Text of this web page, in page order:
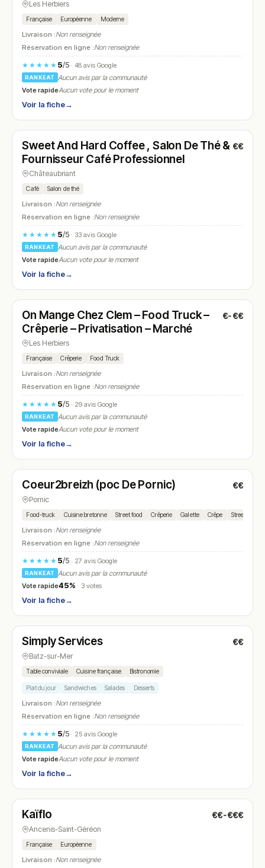
Les Herbiers
Française Européenne Moderne
Livraison :Non renseignée
Réservation en ligne :Non renseignée
★★★★★ 5/5· 48 avis Google
RANKEAT
Aucun avis par la communauté
Vote rapideAucun vote pour le moment
Voir la fiche→
N° 20
Sweet And Hard Coffee , Salon De Thé &
Fournisseur Café Professionnel
€€
Châteaubriant
Café Salon de thé
Livraison :Non renseignée
Réservation en ligne :Non renseignée
★★★★★ 5/5· 33 avis Google
RANKEAT
Aucun avis par la communauté
Vote rapideAucun vote pour le moment
Voir la fiche→
N° 21
On Mange Chez Clem – Food Truck –
Crêperie – Privatisation – Marché
€-€€
Les Herbiers
Française Crêperie Food Truck
Livraison :Non renseignée
Réservation en ligne :Non renseignée
★★★★★ 5/5· 29 avis Google
RANKEAT
Aucun avis par la communauté
Vote rapideAucun vote pour le moment
Voir la fiche→
N° 22
Coeur2breizh (poc De Pornic) €€
Pornic
Food-truck Cuisine bretonne Street food Crêperie Galette Crêpe Street food
Livraison :Non renseignée
Réservation en ligne :Non renseignée
★★★★★ 5/5· 27 avis Google
RANKEAT
Aucun avis par la communauté
Vote rapide45% · 3 votes
Voir la fiche→
N° 23
Simply Services €€
Batz-sur-Mer
Table conviviale Cuisine française Bistronomie
Plat du jour Sandwiches Salades Desserts
Livraison :Non renseignée
Réservation en ligne :Non renseignée
★★★★★ 5/5· 25 avis Google
RANKEAT
Aucun avis par la communauté
Vote rapideAucun vote pour le moment
Voir la fiche→
N° 24
Kaïflo €€-€€€
Ancenis-Saint-Géréon
Française Européenne
Livraison :Non renseignée